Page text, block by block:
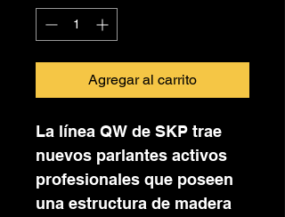
Agregar al carrito
La línea QW de SKP trae
nuevos parlantes activos
profesionales que poseen
una estructura de madera